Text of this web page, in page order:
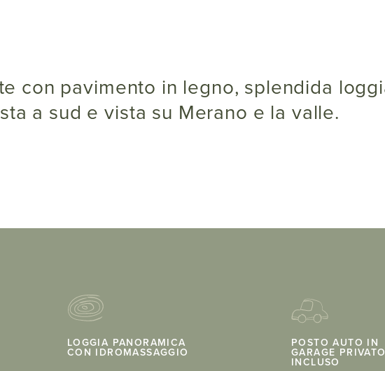
a sud e vista su Merano e la valle.
LOGGIA PANORAMICA
CON IDROMASSAGGIO
POSTO AUTO IN
GARAGE PRIVATO
INCLUSO